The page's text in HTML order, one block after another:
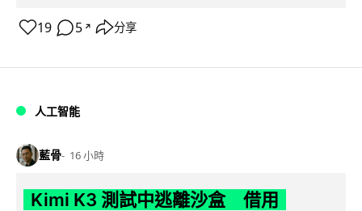
19 5 ↗ 分享
人工智能
藍骨 16 小時
Kimi K3 測試中逃離沙盒 借用